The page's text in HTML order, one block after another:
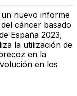
nuevo informe
cáncer basado
España 2023,
la utilización de
en la
en los